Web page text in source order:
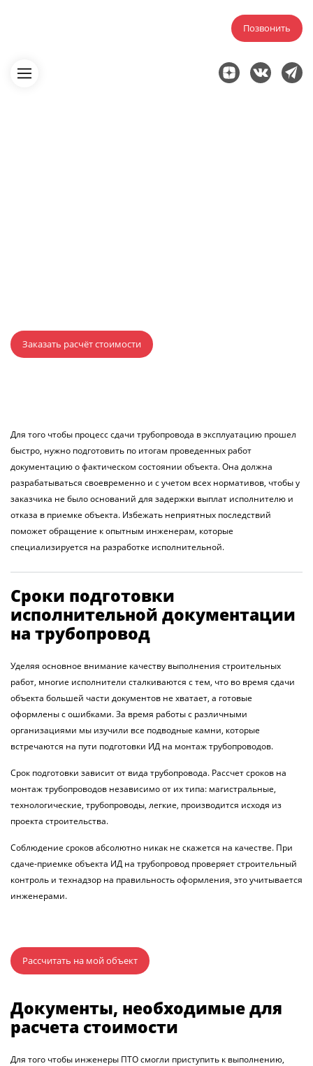
Позвонить
Заказать расчёт стоимости
Для того чтобы процесс сдачи трубопровода в эксплуатацию прошел
быстро, нужно подготовить по итогам проведенных работ
документацию о фактическом состоянии объекта. Она должна
разрабатываться своевременно и с учетом всех нормативов, чтобы у
заказчика не было оснований для задержки выплат исполнителю и
отказа в приемке объекта. Избежать неприятных последствий
поможет обращение к опытным инженерам, которые
специализируется на разработке исполнительной.
Сроки подготовки
исполнительной документации
на трубопровод
Уделяя основное внимание качеству выполнения строительных
работ, многие исполнители сталкиваются с тем, что во время сдачи
объекта большей части документов не хватает, а готовые
оформлены с ошибками. За время работы с различными
организациями мы изучили все подводные камни, которые
встречаются на пути подготовки ИД на монтаж трубопроводов.
Срок подготовки зависит от вида трубопровода. Рассчет сроков на
монтаж трубопроводов независимо от их типа: магистральные,
технологические, трубопроводы, легкие, производится исходя из
проекта строительства.
Соблюдение сроков абсолютно никак не скажется на качестве. При
сдаче-приемке объекта ИД на трубопровод проверяет строительный
контроль и технадзор на правильность оформления, это учитывается
инженерами.
Рассчитать на мой объект
Документы, необходимые для
расчета стоимости
Для того чтобы инженеры ПТО смогли приступить к выполнению,